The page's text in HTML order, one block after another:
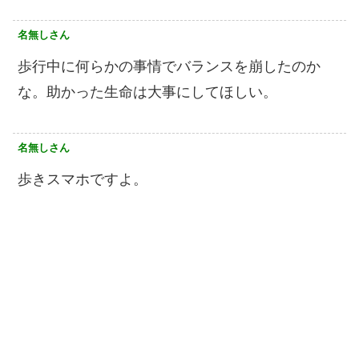
名無しさん
歩行中に何らかの事情でバランスを崩したのか
な。助かった生命は大事にしてほしい。
名無しさん
歩きスマホですよ。